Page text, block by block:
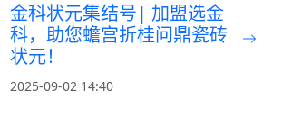
金科状元集结号| 加盟选金
科，助您蟾宫折桂问鼎瓷砖
状元！
2025-09-02 14:40